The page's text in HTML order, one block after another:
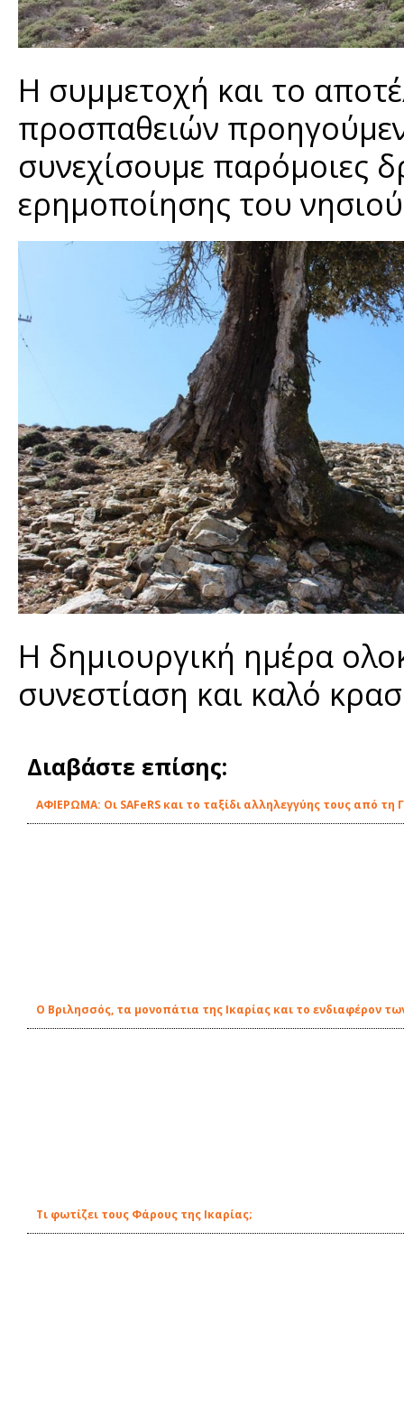
Η συμμετοχή και το
προσπαθειών
συνεχίσουμε παρόμοιες
ερημοποίησης του
Η δημιουργική ημέρα
συνεστίαση και καλό
Διαβάστε επίσης:
ΑΦΙΕΡΩΜΑ: Οι SAFeRS και το ταξίδι αλληλεγγύης τους από τη
Ο Βριλησσός, τα μονοπάτια της Ικαρίας και το ενδιαφέρον
Tι φωτίζει τους Φάρους της Ικαρίας;